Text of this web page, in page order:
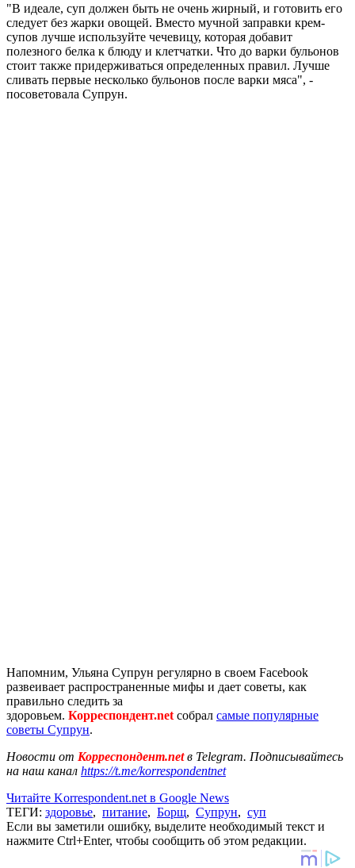
"В идеале, суп должен быть не очень жирный, и готовить его
следует без жарки овощей. Вместо мучной заправки крем-
супов лучше используйте чечевицу, которая добавит
полезного белка к блюду и клетчатки. Что до варки бульонов
стоит также придерживаться определенных правил. Лучше
сливать первые несколько бульонов после варки мяса", -
посоветовала Супрун.
Напомним, Ульяна Супрун регулярно в своем Facebook
развеивает распространенные мифы и дает советы, как
правильно следить за
здоровьем. Корреспондент.net собрал самые популярные
советы Супрун.
Новости от Корреспондент.netв Telegram. Подписывайтесь
на наш канал https://t.me/korrespondentnet
Читайте Korrespondent.net в Google News
ТЕГИ: здоровье, питание, Борщ, Супрун, суп
Если вы заметили ошибку, выделите необходимый текст и
нажмите Ctrl+Enter, чтобы сообщить об этом редакции.